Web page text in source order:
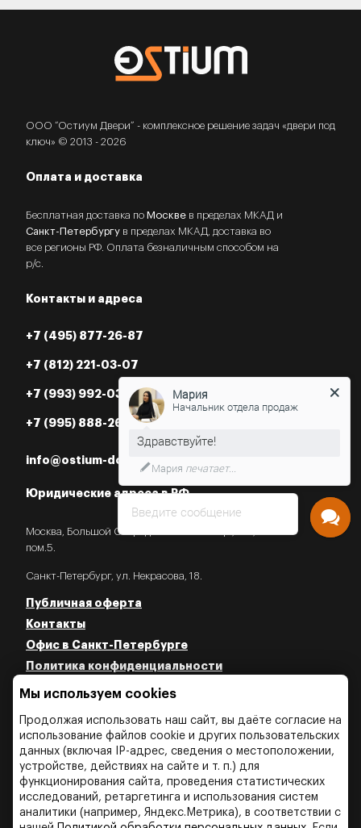
ООО “Остиум Двери” - комплексное решение задач «двери под
ключ» © 2013 - 2026
Оплата и доставка
Бесплатная доставка по Москве в пределах МКАД и
Санкт-Петербургу в пределах МКАД, доставка во
все регионы РФ. Оплата безналичным способом на
р/с.
Контакты и адреса
+7 (495) 877-26-87
+7 (812) 221-03-07
+7 (993) 992-03-07
+7 (995) 888-26-87
info@ostium-doors.ru
Юридические адреса в РФ
Москва, Большой Староданиловский пер., 2с7,
пом.5.
Санкт-Петербург, ул. Некрасова, 18.
Публичная оферта
Контакты
Офис в Санкт-Петербурге
Политика конфиденциальности
Политика об использовании Cookies
Мы используем cookies
Продолжая использовать наш сайт, вы даёте согласие на
использование файлов cookie и других пользовательских
данных (включая IP-адрес, сведения о местоположении,
устройстве, действиях на сайте и т. п.) для
функционирования сайта, проведения статистических
исследований, ретаргетинга и использования систем
аналитики (например, Яндекс.Метрика), в соответствии с
Введите сообщение
Мария
Начальник отдела продаж